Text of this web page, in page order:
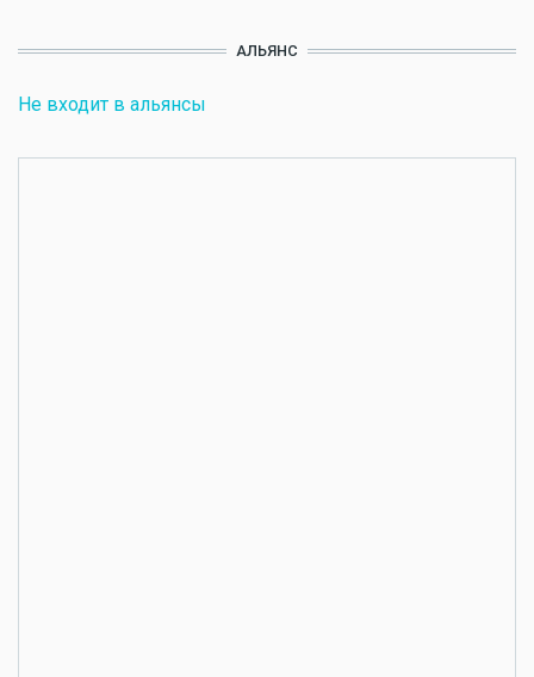
АЛЬЯНС
Не входит в альянсы